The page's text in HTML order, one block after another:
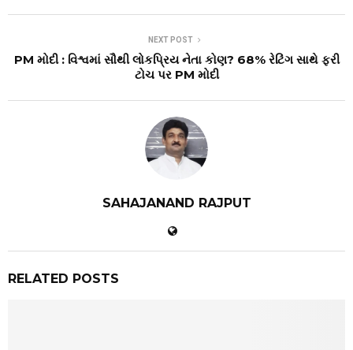
NEXT POST
PM મોદી : વિશ્વમાં સૌથી લોકપ્રિય નેતા કોણ? 68% રેટિંગ સાથે ફરી
ટોચ પર PM મોદી
SAHAJANAND RAJPUT
RELATED POSTS